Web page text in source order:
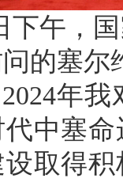
下午，
的塞
年
中塞
取得